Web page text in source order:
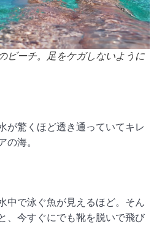
ビーチ。足をケガしないように
が驚くほど透き通っていてキレ
の海。
中で泳ぐ魚が見えるほど。そん
、今すぐにでも靴を脱いで飛び